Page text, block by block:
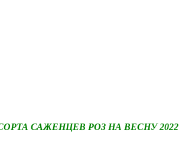
САЖЕНЦЕВ РОЗ НА ВЕСНУ 2022